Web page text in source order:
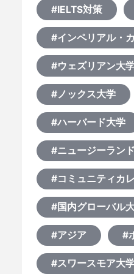
#IELTS対策
#インペリアル・
#ウェズリアン大
#ノックス大学
#ハーバード大学
#ニュージーランド
#コミュニティカ
#国内グローバル
#アジア #
#スワースモア大